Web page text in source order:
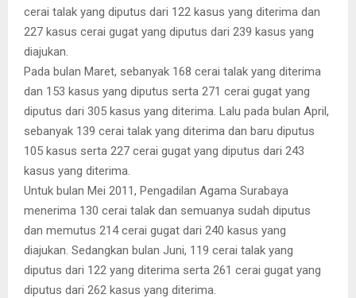
cerai talak yang diputus dari 122 kasus yang diterima dan
227 kasus cerai gugat yang diputus dari 239 kasus yang
diajukan.
Pada bulan Maret, sebanyak 168 cerai talak yang diterima
dan 153 kasus yang diputus serta 271 cerai gugat yang
diputus dari 305 kasus yang diterima. Lalu pada bulan April,
sebanyak 139 cerai talak yang diterima dan baru diputus
105 kasus serta 227 cerai gugat yang diputus dari 243
kasus yang diterima.
Untuk bulan Mei 2011, Pengadilan Agama Surabaya
menerima 130 cerai talak dan semuanya sudah diputus
dan memutus 214 cerai gugat dari 240 kasus yang
diajukan. Sedangkan bulan Juni, 119 cerai talak yang
diputus dari 122 yang diterima serta 261 cerai gugat yang
diputus dari 262 kasus yang diterima.